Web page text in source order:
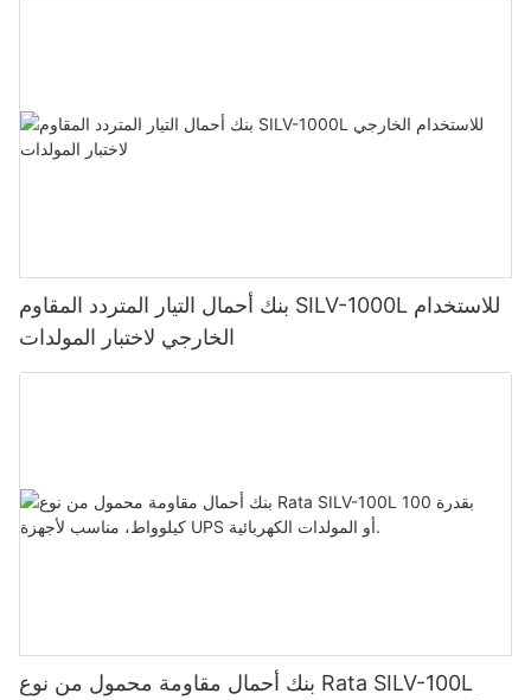
بنك أحمال التيار المتردد المقاوم SILV-1000L للاستخدام
الخارجي لاختبار المولدات
بنك أحمال مقاومة محمول من نوع Rata SILV-100L